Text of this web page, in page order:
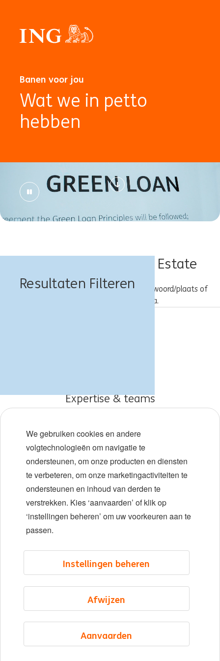
Banen voor jou
Wat we in petto
hebben
Resultaten Filteren
Banen Corporate Real Estate
Probeer een andere combinatie van trefwoord/plaats of
gebruik bredere zoekcriteria.
Expertise & teams
Diversiteit en inclusie
Locaties
Evenementen
©2026 ING
Privacyverklaring
Cookie management
We gebruiken cookies en andere
volgtechnologieën om navigatie te
ondersteunen, om onze producten en diensten
te verbeteren, om onze marketingactiviteiten te
ondersteunen en inhoud van derden te
verstrekken. Kies ‘aanvaarden’ of klik op
‘instellingen beheren’ om uw voorkeuren aan te
passen.
Aanvaarden
Afwijzen
Instellingen beheren